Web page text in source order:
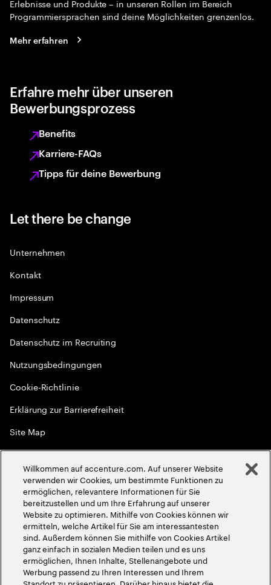
Erlebnisse und Produkte – in unseren Rollen im Bereich
Programmiersprachen sind deine Möglichkeiten grenzenlos.
Mehr erfahren
Erfahre mehr über unseren
Bewerbungsprozess
Benefits
Karriere-FAQs
Tipps für deine Bewerbung
Let there be change
Unternehmen
Kontakt
Impressum
Datenschutz
Datenschutz im Recruiting
Nutzungsbedingungen
Cookie-Richtlinie
Erklärung zur Barrierefreiheit
Site Map
Globale Meritokratie
2026Accenture. Alle Rechte vorbehalten
Willkommen auf accenture.com. Auf unserer Website
verwenden wir Cookies, um bestimmte Funktionen zu
ermöglichen, relevantere Informationen für Sie
bereitzustellen und um Ihre Erfahrung auf unserer
Website zu optimieren. Mithilfe von Cookies können wir
ermitteln, welche Artikel für Sie am interessantesten
sind. Außerdem können Sie mithilfe von Cookies Artikel
ganz einfach in sozialen Medien teilen und es uns
ermöglichen, Ihnen Inhalte, Stellenangebote und
Werbung passend zu Ihren Interessen und Ihrem
Standort zu präsentieren. Darüber hinaus bietet die